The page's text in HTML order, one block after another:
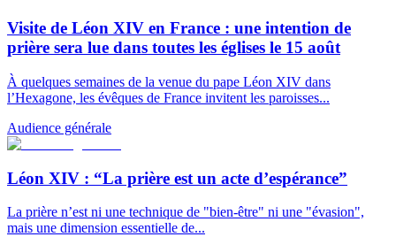
Visite de Léon XIV en France : une intention de
prière sera lue dans toutes les églises le 15 août
À quelques semaines de la venue du pape Léon XIV dans
l’Hexagone, les évêques de France invitent les paroisses...
Audience générale
Léon XIV : “La prière est un acte d’espérance”
La prière n’est ni une technique de "bien-être" ni une "évasion",
mais une dimension essentielle de...